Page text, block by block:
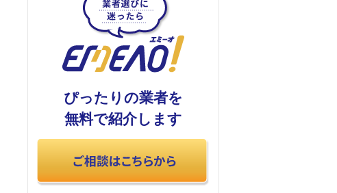
ぴったりの業者を
無料で紹介します